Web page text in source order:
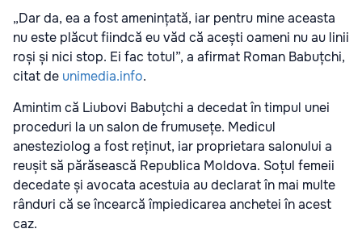
„Dar da, ea a fost amenințată, iar pentru mine aceasta
nu este plăcut fiindcă eu văd că acești oameni nu au linii
roși și nici stop. Ei fac totul”, a afirmat Roman Babuțchi,
citat de unimedia.info.
Amintim că Liubovi Babuțchi a decedat în timpul unei
proceduri la un salon de frumusețe. Medicul
anesteziolog a fost reținut, iar proprietara salonului a
reușit să părăsească Republica Moldova. Soțul femeii
decedate și avocata acestuia au declarat în mai multe
rânduri că se încearcă împiedicarea anchetei în acest
caz.